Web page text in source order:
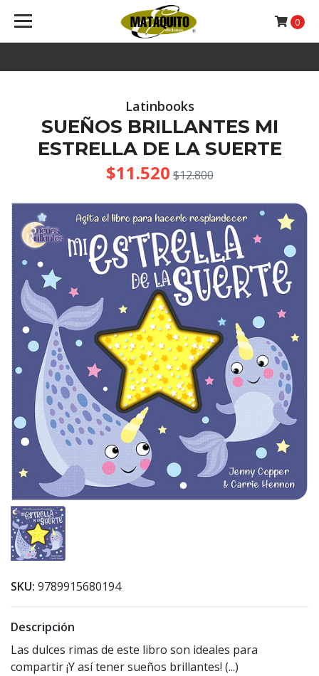
0
Latinbooks
SUEÑOS BRILLANTES MI
ESTRELLA DE LA SUERTE
$11.520 $12.800
SKU: 9789915680194
Descripción
Las dulces rimas de este libro son ideales para
compartir ¡Y así tener sueños brillantes! (...)